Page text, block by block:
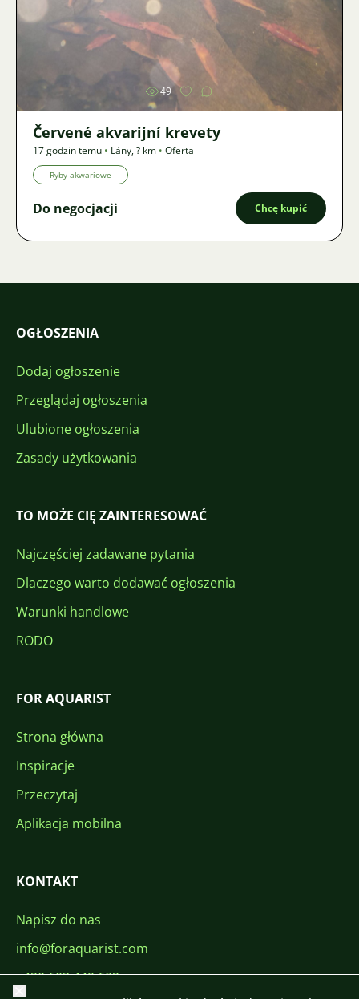
Zdjęcie
49
Červené akvarijní krevety
17 godzin temu • Lány,? km • Oferta
Ryby akwariowe
Do negocjacji Chcę kupić
OGŁOSZENIA
Dodaj ogłoszenie
Przeglądaj ogłoszenia
Ulubione ogłoszenia
Zasady użytkowania
TO MOŻE CIĘ ZAINTERESOWAĆ
Najczęściej zadawane pytania
Dlaczego warto dodawać ogłoszenia
Warunki handlowe
RODO
FOR AQUARIST
Strona główna
Inspiracje
Przeczytaj
Aplikacja mobilna
KONTAKT
Napisz do nas
info@foraquarist.com
+420 603 449 602
Zamknij